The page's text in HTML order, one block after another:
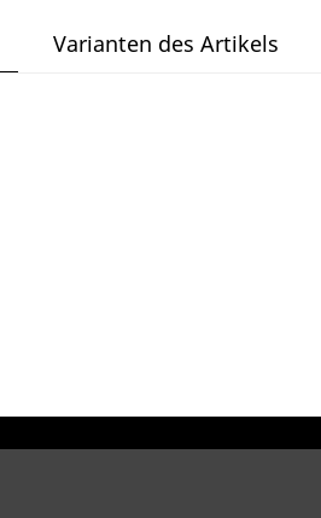
Varianten des Artikels